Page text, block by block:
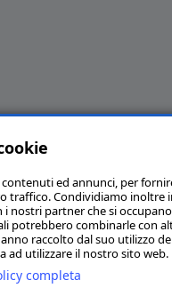
ed annunci, per
traffico. Condividiamo inoltre
nostri partner che si
potrebbero combinarle con
raccolto dal suo utilizzo
ad utilizzare il nostro sito web.
completa